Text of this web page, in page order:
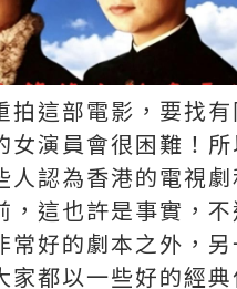
拍這部電影，要找
女演員會很困難！
人認為香港的電視
，這也許是事實，
常好的劇本之外，
家都以一些好的經